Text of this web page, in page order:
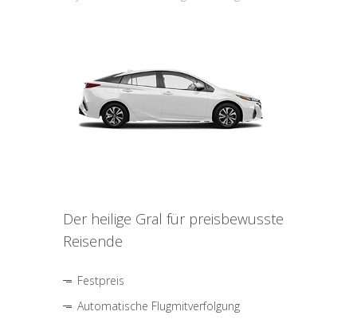
Der heilige Gral für preisbewusste
Reisende
Festpreis
Automatische Flugmitverfolgung